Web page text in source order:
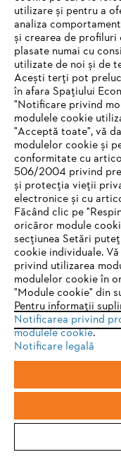
Echipamente de
FII LA
Adresă de e-
IHR
Sie nutzen einen
eine optimale Nutzung
einem der folgenden
Firefox
utilizare și pentru a
analiza
și crearea de
plasate numai cu
utilizate de noi și de
Acești terți pot
în afara Spațiului
"Notificare privind
modulele cookie
"Acceptă toate", vă
modulelor cookie și
conformitate cu
506/2004 privind
și protecția vieții
electronice și cu
Făcând clic pe
oricăror module
secțiunea Setări
cookie individuale.
privind utilizarea
modulelor cookie în
"Module cookie" din
Pentru informații
Notificarea privind
modulele cookie.
Notificare legală